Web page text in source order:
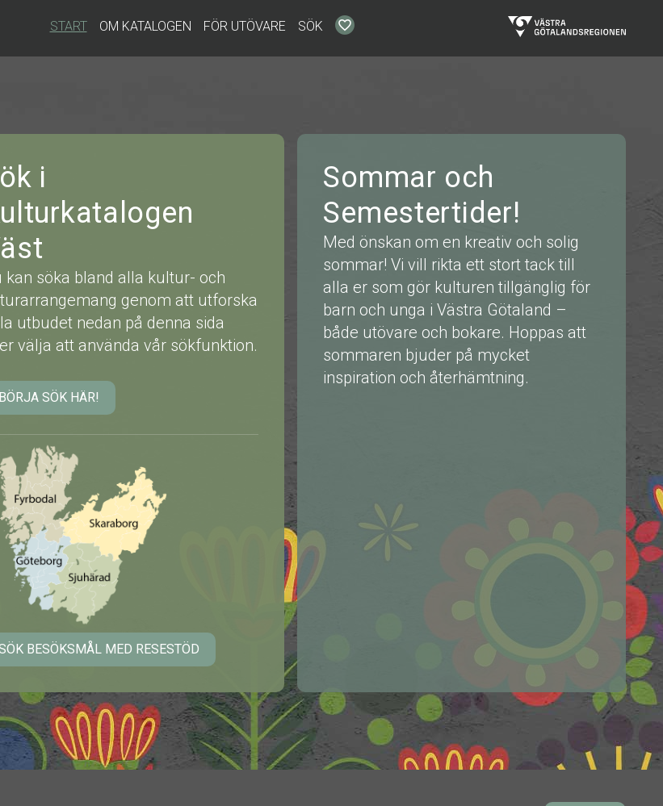
START OM KATALOGEN FÖR UTÖVARE SÖK
i
kan söka bland alla kultur- och
genom att utforska
utbudet nedan på denna sida
välja att använda vår sökfunktion.
BÖRJA SÖK HÄR!
BESÖKSMÅL MED RESESTÖD
Sommar och
Semestertider!
Med önskan om en kreativ och solig
sommar! Vi vill rikta ett stort tack till
alla er som gör kulturen tillgänglig för
barn och unga i Västra Götaland –
både utövare och bokare. Hoppas att
sommaren bjuder på mycket
inspiration och återhämtning.